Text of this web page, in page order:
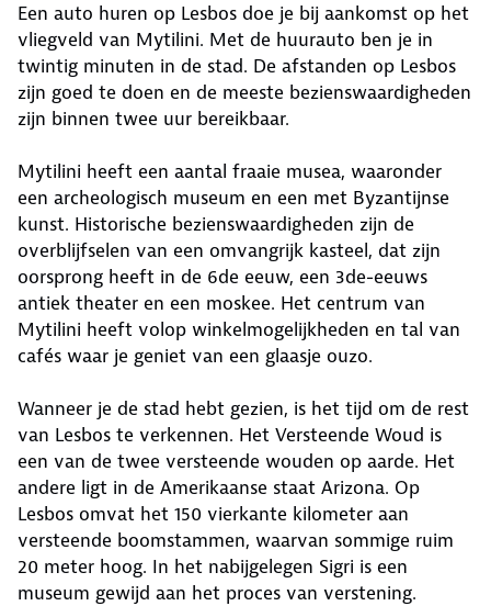
Een auto huren op Lesbos doe je bij aankomst op het
vliegveld van Mytilini. Met de huurauto ben je in
twintig minuten in de stad. De afstanden op Lesbos
zijn goed te doen en de meeste bezienswaardigheden
zijn binnen twee uur bereikbaar.
Mytilini heeft een aantal fraaie musea, waaronder
een archeologisch museum en een met Byzantijnse
kunst. Historische bezienswaardigheden zijn de
overblijfselen van een omvangrijk kasteel, dat zijn
oorsprong heeft in de 6de eeuw, een 3de-eeuws
antiek theater en een moskee. Het centrum van
Mytilini heeft volop winkelmogelijkheden en tal van
cafés waar je geniet van een glaasje ouzo.
Wanneer je de stad hebt gezien, is het tijd om de rest
van Lesbos te verkennen. Het Versteende Woud is
een van de twee versteende wouden op aarde. Het
andere ligt in de Amerikaanse staat Arizona. Op
Lesbos omvat het 150 vierkante kilometer aan
versteende boomstammen, waarvan sommige ruim
20 meter hoog. In het nabijgelegen Sigri is een
museum gewijd aan het proces van verstening.